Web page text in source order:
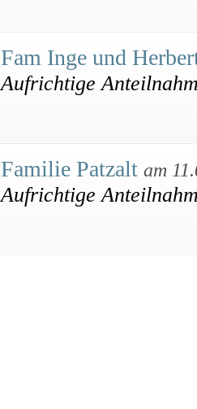
Fam Inge und
Aufrichtige
Familie Patzalt am
Aufrichtige